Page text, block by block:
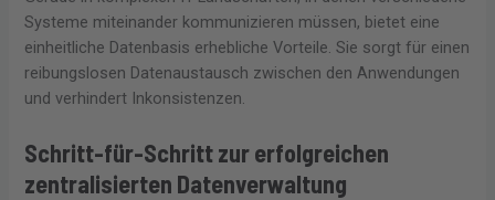
Systeme miteinander kommunizieren müssen, bietet eine
einheitliche Datenbasis erhebliche Vorteile. Sie sorgt für einen
reibungslosen Datenaustausch zwischen den Anwendungen
und verhindert Inkonsistenzen.
Schritt-für-Schritt zur erfolgreichen
zentralisierten Datenverwaltung